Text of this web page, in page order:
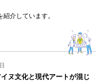
介しています。
イヌ文化と現代アートが混じ